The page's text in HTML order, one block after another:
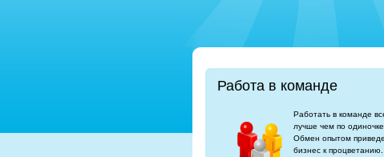
Работа в команде
Работать в команде
лучше чем по одиночке.
Обмен опытом
бизнес к процветанию.